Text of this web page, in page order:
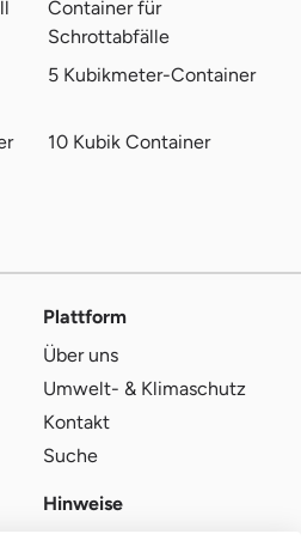
Container für
Schrottabfälle
5 Kubikmeter-Container
10 Kubik Container
Plattform
Über uns
Umwelt- & Klimaschutz
Kontakt
Suche
Hinweise